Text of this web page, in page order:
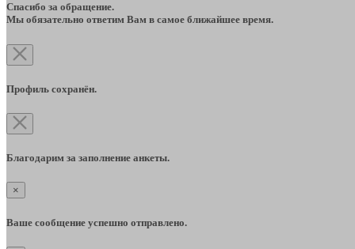
Спасибо за обращение.
Мы обязательно ответим Вам в самое ближайшее время.
Профиль сохранён.
Благодарим за заполнение анкеты.
×
Ваше сообщение успешно отправлено.